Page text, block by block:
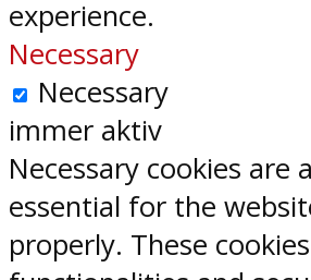
experience.
Necessary
Necessary
immer aktiv
Necessary cookies are
essential for the
properly. These